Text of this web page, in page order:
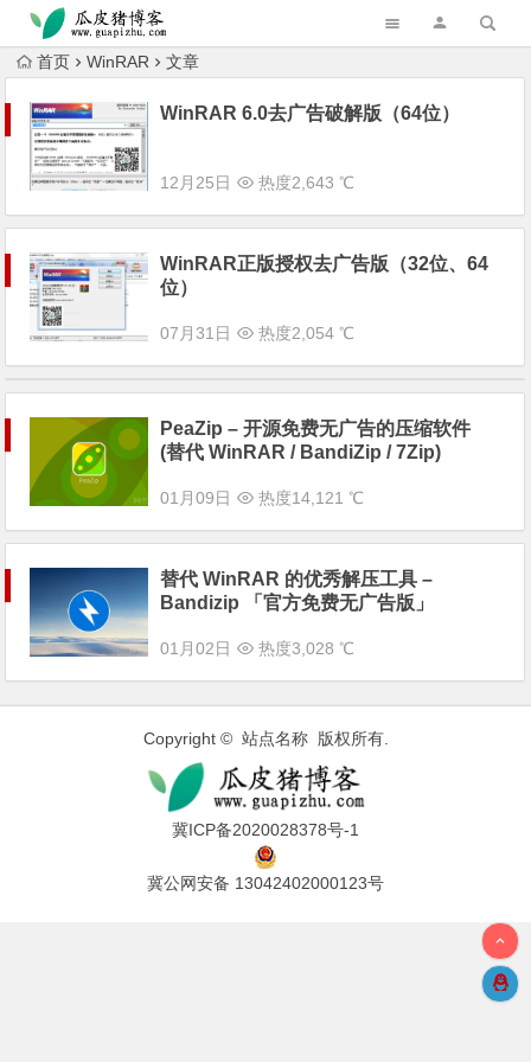
跳转到主内容
首页 WinRAR 文章
WinRAR 6.0去广告破解版（64位）
12月25日 热度2,643 ℃
WinRAR正版授权去广告版（32位、64
位）
07月31日 热度2,054 ℃
PeaZip – 开源免费无广告的压缩软件
(替代 WinRAR / BandiZip / 7Zip)
01月09日 热度14,121 ℃
替代 WinRAR 的优秀解压工具 –
Bandizip 「官方免费无广告版」
01月02日 热度3,028 ℃
Copyright © 站点名称 版权所有.
冀ICP备2020028378号-1
冀公网安备 13042402000123号